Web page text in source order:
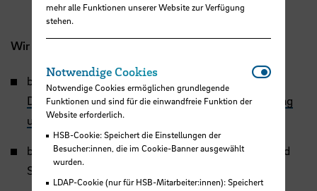
Wir beraten
bei geschlechtsbezogener Benachteiligung und
Diskriminierung sowie bei sexualisierter Belästigung
und Gewalt
bei Fragen zur Vereinbarkeit von Studium/Beruf und
Sorgeaufgaben
mehr alle Funktionen unserer Website zur Verfügung
stehen.
Notwendige Cookies
Notwendige Cookies ermöglichen grundlegende
Funktionen und sind für die einwandfreie Funktion der
Website erforderlich.
HSB-Cookie: Speichert die Einstellungen der
Besucher:innen, die im Cookie-Banner ausgewählt
wurden.
LDAP-Cookie (nur für HSB-Mitarbeiter:innen): Speichert